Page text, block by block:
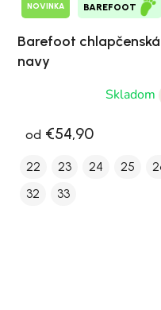
NOVINKA BAREFOOT
Barefoot chlapčenská
navy
Skladom
od €54,90
22 23 24 25
32
33